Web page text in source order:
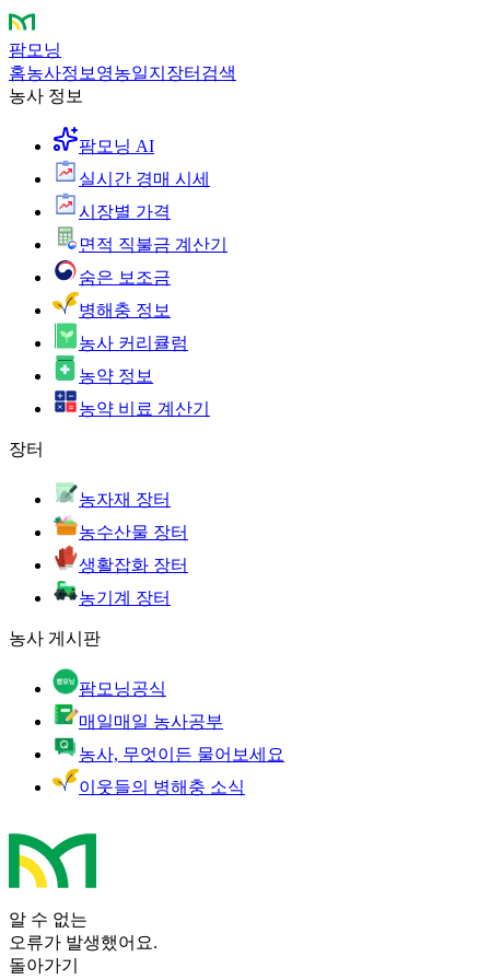
팜모닝
홈농사정보 영농일지 장터 검색
농사 정보
팜모닝 AI
실시간 경매 시세
시장별 가격
면적 직불금 계산기
숨은 보조금
병해충 정보
농사 커리큘럼
농약 정보
농약 비료 계산기
장터
농자재 장터
농수산물 장터
생활잡화 장터
농기계 장터
농사 게시판
팜모닝공식
매일매일 농사공부
농사, 무엇이든 물어보세요
이웃들의 병해충 소식
알 수 없는
오류가 발생했어요.
돌아가기